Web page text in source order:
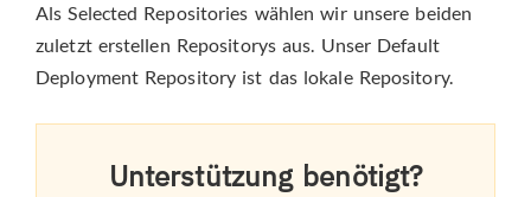
Als Selected Repositories wählen wir unsere beiden
zuletzt erstellen Repositorys aus. Unser Default
Deployment Repository ist das lokale Repository.
Unterstützung benötigt?